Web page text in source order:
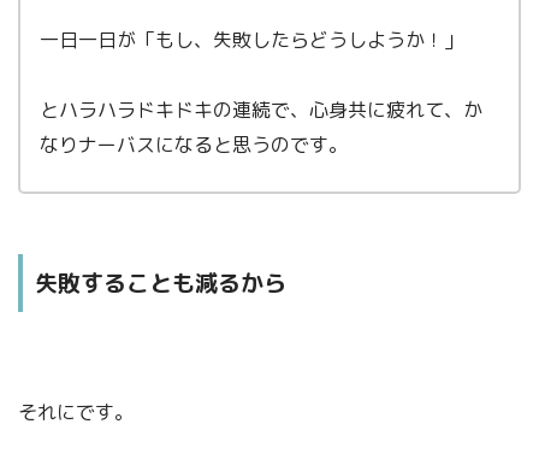
一日一日が「もし、失敗したらどうしようか！」
とハラハラドキドキの連続で、心身共に疲れて、か
なりナーバスになると思うのです。
失敗することも減るから
それにです。